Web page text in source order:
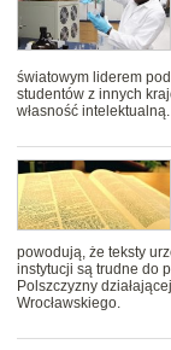
światowym liderem
studentów z innych
własność intelektualną.
powodują, że teksty
instytucji są trudne do
Polszczyzny
Wrocławskiego.